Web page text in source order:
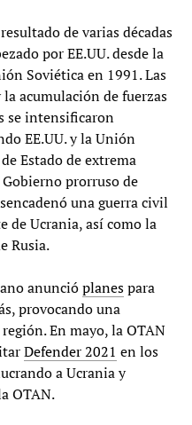
de varias décadas
por EE.UU. desde la
Soviética en 1991. Las
acumulación de fuerzas
se intensificaron
EE.UU. y la Unión
Estado de extrema
prorruso de
una guerra civil
de Ucrania, así como la
Rusia.
anuncióplanespara
provocando una
En mayo, la OTAN
Defender 2021 en los
a Ucrania y
OTAN.